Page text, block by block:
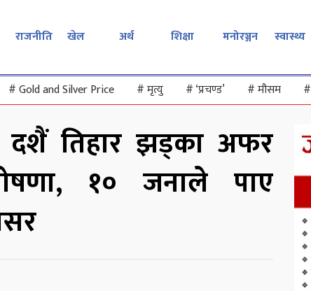
राजनीति खेल अर्थ शिक्षा मनोरञ्जन स्वास्थ्य
#Gold and Silver Price #मृत्यु #‘प्रचण्ड’ #मौसम #
दशैं तिहार झड्का अफर
१० जनाले पाए